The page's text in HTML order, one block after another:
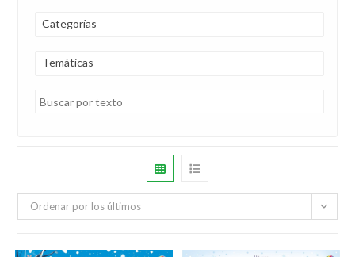
Categorías
Temáticas
Ordenar por los últimos